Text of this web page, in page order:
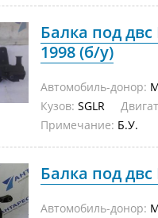
Балка под двс
1998 (б/у)
Автомобиль-донор:
Кузов: SGLR
Примечание: Б.У.
Балка под двс
Автомобиль-донор: